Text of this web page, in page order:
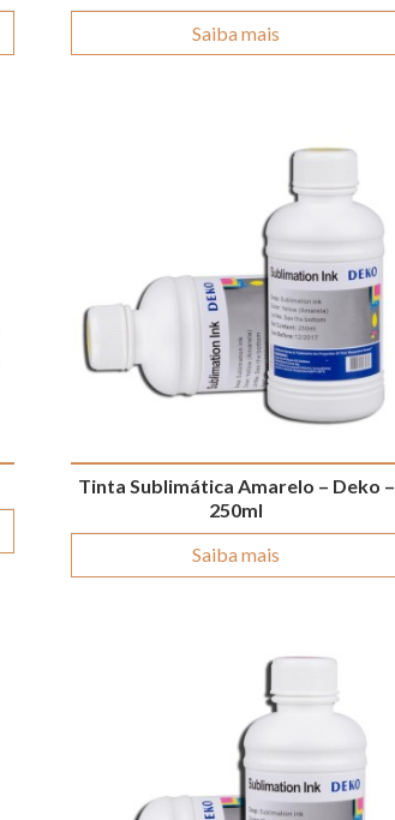
Saiba mais
Tinta Sublimática Amarelo – Deko –
250ml
Saiba mais